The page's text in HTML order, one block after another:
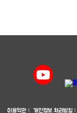
이용약관 개인정보 처리방침